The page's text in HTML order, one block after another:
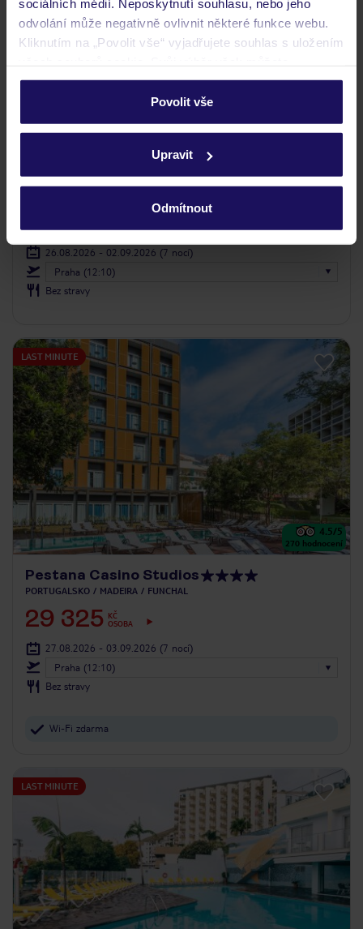
sociálních médií. Neposkytnutí souhlasu, nebo jeho
odvolání může negativně ovlivnit některé funkce webu.
Kliknutím na „Povolit vše“ vyjadřujete souhlas s uložením
personalizovat v sekci „Personalizace“.
Podrobné informace o souborech cookie naleznete v
ochrany osobních údajů.
Povolit vše
Upravit
Odmítnout
Canico Bay Apartments
29 133 OSOBA
26.08.2026 - 02.09.2026 (7 nocí)
Praha (12:10)
Bez stravy
LAST MINUTE
4.5/5
270 hodnocení
Pestana Casino Studios
PORTUGALSKO MADEIRA FUNCHAL
29 325
KČ
OSOBA
27.08.2026 - 03.09.2026 (7 nocí)
Praha (12:10)
Bez stravy
Wi-Fi zdarma
LAST MINUTE